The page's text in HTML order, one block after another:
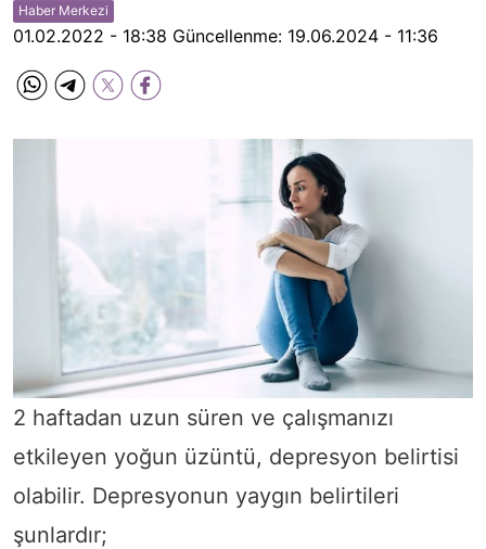
Haber Merkezi
01.02.2022 - 18:38 Güncellenme: 19.06.2024 - 11:36
2 haftadan uzun süren ve çalışmanızı
etkileyen yoğun üzüntü, depresyon belirtisi
olabilir. Depresyonun yaygın belirtileri
şunlardır;